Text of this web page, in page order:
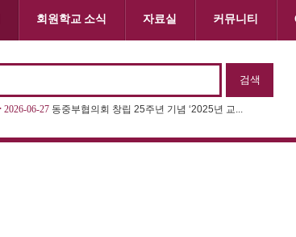
회원학교 소식 자료실 커뮤니티
2026-06-27 2026 “제11회 동화구연대회 & 제22회 나...